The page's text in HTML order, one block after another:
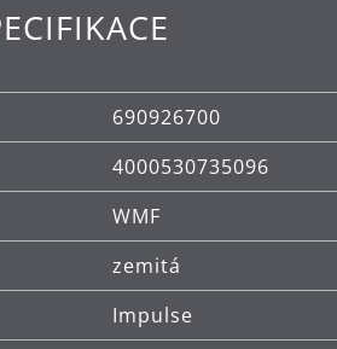
690926700
4000530735096
WMF
zemitá
Impulse